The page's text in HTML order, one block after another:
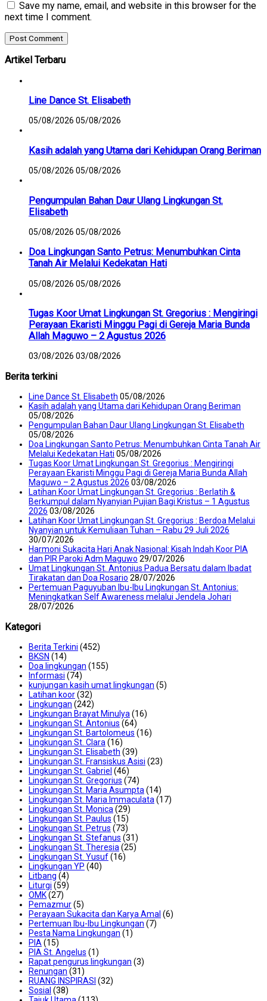
Save my name, email, and website in this browser for the
next time I comment.
Artikel Terbaru
Line Dance St. Elisabeth
05/08/2026 05/08/2026
Kasih adalah yang Utama dari Kehidupan Orang Beriman
05/08/2026 05/08/2026
Pengumpulan Bahan Daur Ulang Lingkungan St.
Elisabeth
05/08/2026 05/08/2026
Doa Lingkungan Santo Petrus: Menumbuhkan Cinta
Tanah Air Melalui Kedekatan Hati
05/08/2026 05/08/2026
Tugas Koor Umat Lingkungan St. Gregorius : Mengiringi
Perayaan Ekaristi Minggu Pagi di Gereja Maria Bunda
Allah Maguwo – 2 Agustus 2026
03/08/2026 03/08/2026
Berita terkini
Line Dance St. Elisabeth 05/08/2026
Kasih adalah yang Utama dari Kehidupan Orang Beriman
05/08/2026
Pengumpulan Bahan Daur Ulang Lingkungan St. Elisabeth
05/08/2026
Doa Lingkungan Santo Petrus: Menumbuhkan Cinta Tanah Air
Melalui Kedekatan Hati 05/08/2026
Tugas Koor Umat Lingkungan St. Gregorius : Mengiringi
Perayaan Ekaristi Minggu Pagi di Gereja Maria Bunda Allah
Maguwo – 2 Agustus 2026 03/08/2026
Latihan Koor Umat Lingkungan St. Gregorius : Berlatih &
Berkumpul dalam Nyanyian Pujian Bagi Kristus – 1 Agustus
2026 03/08/2026
Latihan Koor Umat Lingkungan St. Gregorius : Berdoa Melalui
Nyanyian untuk Kemuliaan Tuhan – Rabu 29 Juli 2026
30/07/2026
Harmoni Sukacita Hari Anak Nasional: Kisah Indah Koor PIA
dan PIR Paroki Adm Maguwo 29/07/2026
Umat Lingkungan St. Antonius Padua Bersatu dalam Ibadat
Tirakatan dan Doa Rosario 28/07/2026
Pertemuan Paguyuban Ibu-Ibu Lingkungan St. Antonius:
Meningkatkan Self Awareness melalui Jendela Johari
28/07/2026
Kategori
Berita Terkini (452)
BKSN (14)
Doa lingkungan (155)
Informasi (74)
kunjungan kasih umat lingkungan (5)
Latihan koor(32)
Lingkungan (242)
Lingkungan Brayat Minulya (16)
Lingkungan St. Antonius (64)
Lingkungan St. Bartolomeus (16)
Lingkungan St. Clara (16)
Lingkungan St. Elisabeth (39)
Lingkungan St. Fransiskus Asisi (23)
Lingkungan St. Gabriel (46)
Lingkungan St. Gregorius (74)
Lingkungan St. Maria Asumpta (14)
Lingkungan St. Maria Immaculata (17)
Lingkungan St. Monica (29)
Lingkungan St. Paulus (15)
Lingkungan St. Petrus (73)
Lingkungan St. Stefanus (31)
Lingkungan St. Theresia (25)
Lingkungan St. Yusuf(16)
Lingkungan YP (40)
Litbang (4)
Liturgi (59)
OMK(27)
Pemazmur(5)
Perayaan Sukacita dan Karya Amal (6)
Pertemuan Ibu-Ibu Lingkungan (7)
Pesta Nama Lingkungan (1)
PIA (15)
PIA St. Angelus (1)
Rapat pengurus lingkungan (3)
Renungan (31)
RUANG INSPIRASI (32)
Sosial (38)